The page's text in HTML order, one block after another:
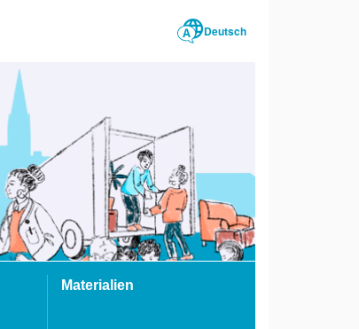
Deutsch
Materialien